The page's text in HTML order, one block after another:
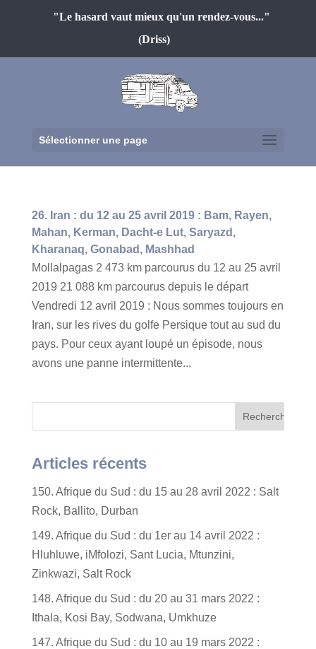
"Le hasard vaut mieux qu'un rendez-vous..."
(Driss)
Sélectionner une page
26. Iran : du 12 au 25 avril 2019 : Bam, Rayen,
Mahan, Kerman, Dacht-e Lut, Saryazd,
Kharanaq, Gonabad, Mashhad
Mollalpagas 2 473 km parcourus du 12 au 25 avril
2019 21 088 km parcourus depuis le départ
Vendredi 12 avril 2019 : Nous sommes toujours en
Iran, sur les rives du golfe Persique tout au sud du
pays. Pour ceux ayant loupé un épisode, nous
avons une panne intermittente...
Articles récents
150. Afrique du Sud : du 15 au 28 avril 2022 : Salt
Rock, Ballito, Durban
149. Afrique du Sud : du 1er au 14 avril 2022 :
Hluhluwe, iMfolozi, Sant Lucia, Mtunzini,
Zinkwazi, Salt Rock
148. Afrique du Sud : du 20 au 31 mars 2022 :
Ithala, Kosi Bay, Sodwana, Umkhuze
147. Afrique du Sud : du 10 au 19 mars 2022 :